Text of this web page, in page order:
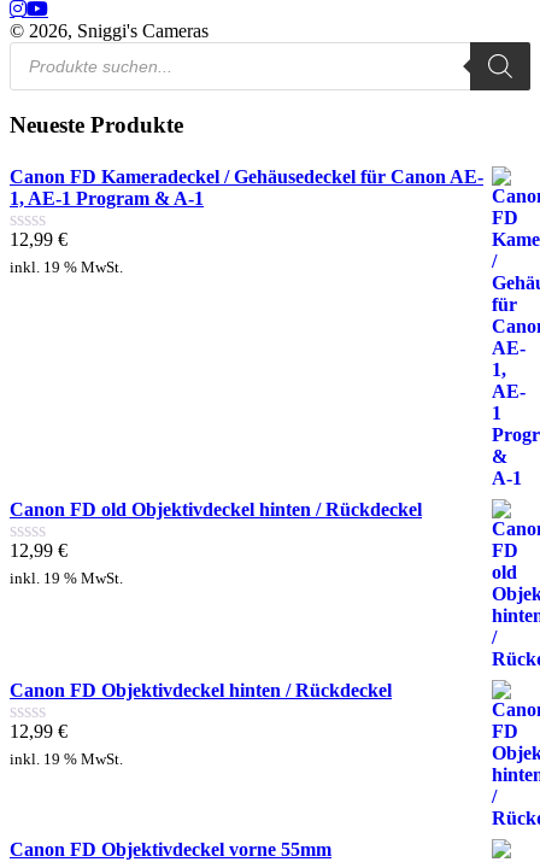
© 2026, Sniggi's Cameras
Products
search
Neueste Produkte
Canon FD Kameradeckel / Gehäusedeckel für Canon AE-
1, AE-1 Program & A-1
Bewertet
mit
12,99 €
inkl. 19 % MwSt.
Canon FD old Objektivdeckel hinten / Rückdeckel
Bewertet
mit
12,99 €
inkl. 19 % MwSt.
Canon FD Objektivdeckel hinten / Rückdeckel
Bewertet
mit
12,99 €
inkl. 19 % MwSt.
Canon FD Objektivdeckel vorne 55mm